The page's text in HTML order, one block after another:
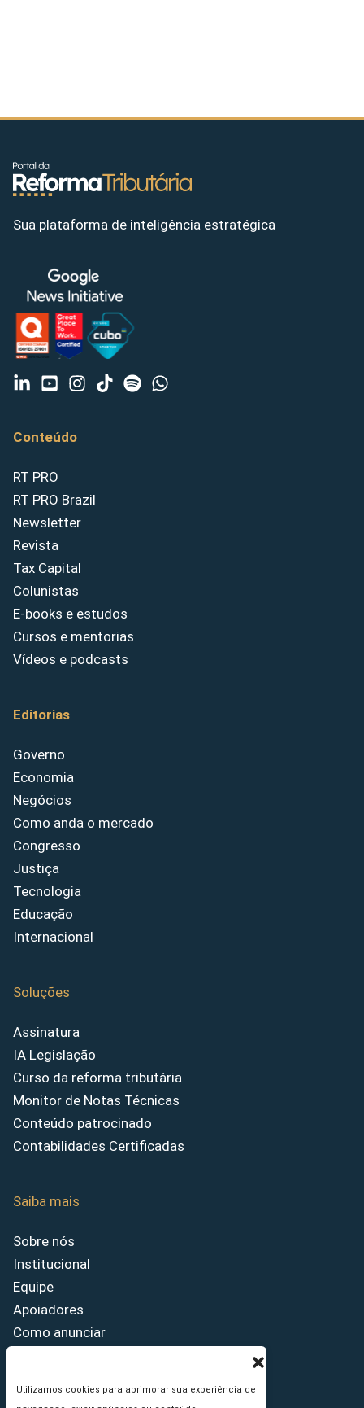
Utilizamos cookies para aprimorar sua experiência de
Sua plataforma de inteligência estratégica
Conteúdo
RT PRO
RT PRO Brazil
Newsletter
Revista
Tax Capital
Colunistas
E-books e estudos
Cursos e mentorias
Vídeos e podcasts
Editorias
Governo
Economia
Negócios
Como anda o mercado
Congresso
Justiça
Tecnologia
Educação
Internacional
Soluções
Assinatura
IA Legislação
Curso da reforma tributária
Monitor de Notas Técnicas
Conteúdo patrocinado
Contabilidades Certificadas
Saiba mais
Sobre nós
Institucional
Equipe
Apoiadores
Como anunciar